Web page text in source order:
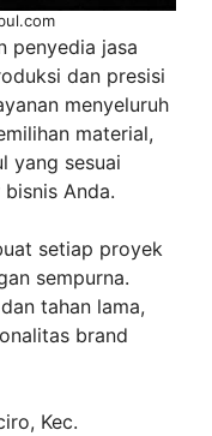
penyedia jasa
dan presisi
menyeluruh
material,
yang sesuai
Anda.
setiap proyek
sempurna.
tahan lama,
brand
Kec.